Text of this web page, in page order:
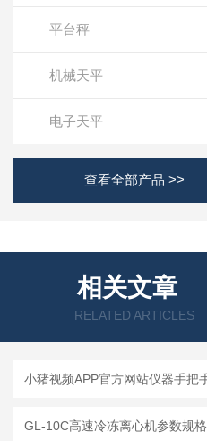
平台秤
机械天平
电子天平
查看全部产品 >>
相关文章
RELATED ARTICLES
GL-10C高速冷冻离心机参数规格